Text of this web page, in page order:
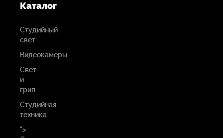
Каталог
Студийный
свет
Видеокамеры
Свет
и
грип
Студийная
техника
">